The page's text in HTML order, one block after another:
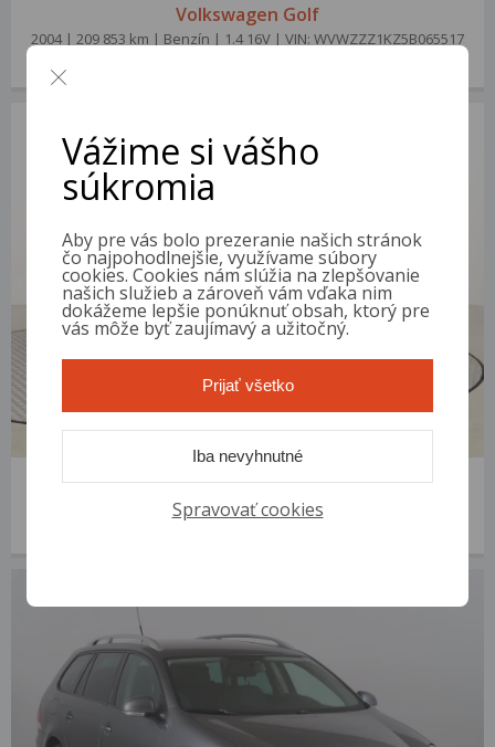
Volkswagen Golf
2004 | 209 853 km | Benzín | 1.4 16V | VIN: WVWZZZ1KZ5B065517
Volkswagen Golf
2011 | 291 111 km | Benzín | 1.2 TSI | VIN: WVWZZZ1KZCM629148
Vážime si vášho
súkromia
Aby pre vás bolo prezeranie našich stránok
čo najpohodlnejšie, využívame súbory
cookies. Cookies nám slúžia na zlepšovanie
našich služieb a zároveň vám vďaka nim
dokážeme lepšie ponúknuť obsah, ktorý pre
vás môže byť zaujímavý a užitočný.
Spravovať cookies
Iba nevyhnutné
Prijať všetko